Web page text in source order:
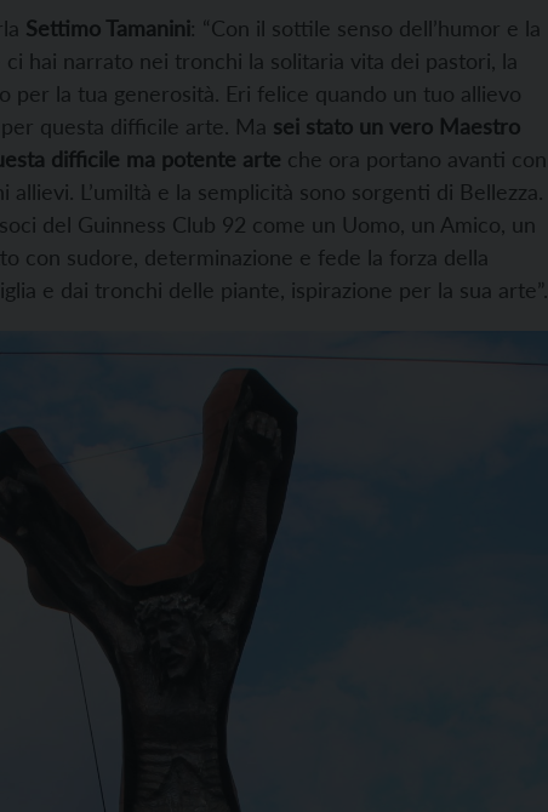
Settimo Tamanini: “Con il sottile senso dell’humor e la
hai narrato nei tronchi la solitaria vita dei pastori, la
per la tua generosità. Eri felice quando un tuo allievo
questa difficile arte. Ma sei stato un vero Maestro
difficile ma potente arte che ora portano avanti con
allievi. L’umiltà e la semplicità sono sorgenti di Bellezza.
del Guinness Club 92 come un Uomo, un Amico, un
con sudore, determinazione e fede la forza della
e dai tronchi delle piante, ispirazione per la sua arte”.